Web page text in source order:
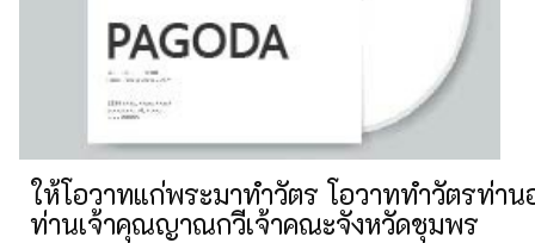
ให้โอวาทแก่พระมาทำวัตร โอวาททำวัตรท่าน
ท่านเจ้าคุณญาณกวีเจ้าคณะจังหวัดชุมพร